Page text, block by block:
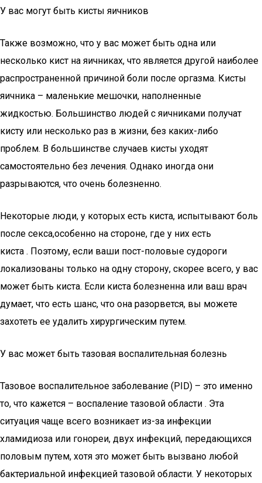
У вас могут быть кисты яичников
Также возможно, что у вас может быть одна или
несколько кист на яичниках, что является другой наиболее
распространенной причиной боли после оргазма. Кисты
яичника – маленькие мешочки, наполненные
жидкостью. Большинство людей с яичниками получат
кисту или несколько раз в жизни, без каких-либо
проблем. В большинстве случаев кисты уходят
самостоятельно без лечения. Однако иногда они
разрываются, что очень болезненно.
Некоторые люди, у которых есть киста, испытывают боль
после секса,особенно на стороне, где у них есть
киста . Поэтому, если ваши пост-половые судороги
локализованы только на одну сторону, скорее всего, у вас
может быть киста. Если киста болезненна или ваш врач
думает, что есть шанс, что она разорвется, вы можете
захотеть ее удалить хирургическим путем.
У вас может быть тазовая воспалительная болезнь
Тазовое воспалительное заболевание (PID) – это именно
то, что кажется – воспаление тазовой области . Эта
ситуация чаще всего возникает из-за инфекции
хламидиоза или гонореи, двух инфекций, передающихся
половым путем, хотя это может быть вызвано любой
бактериальной инфекцией тазовой области. У некоторых